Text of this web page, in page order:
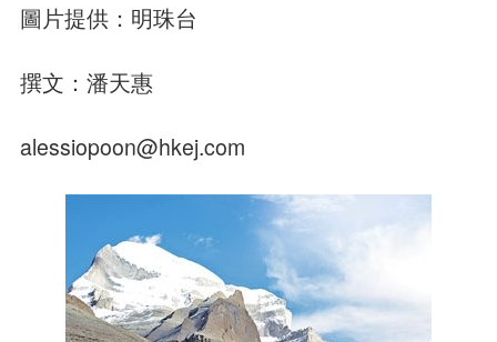
圖片提供：明珠台
撰文：潘天惠
alessiopoon@hkej.com